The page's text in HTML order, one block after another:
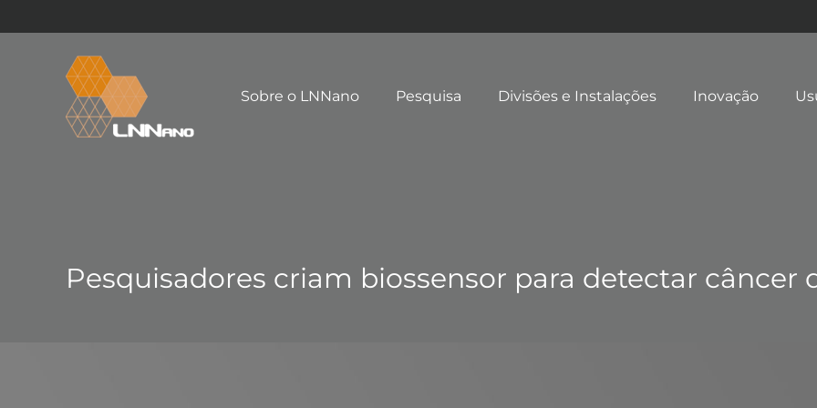
Sobre o LNNano Pesquisa Divisões e Instalações Inovação
Pesquisadores criam biossensor para detectar câncer